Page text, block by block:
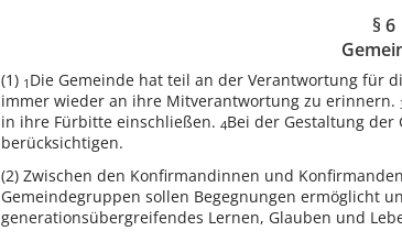
§ 6
(1) 1 Die Gemeinde hat teil an der Verantwortung für
immer wieder an ihre Mitverantwortung zu erinnern.
in ihre Fürbitte einschließen.4Bei der Gestaltung der
berücksichtigen.
(2) Zwischen den Konfirmandinnen und
Gemeindegruppen sollen Begegnungen ermöglicht
generationsübergreifendes Lernen, Glauben und